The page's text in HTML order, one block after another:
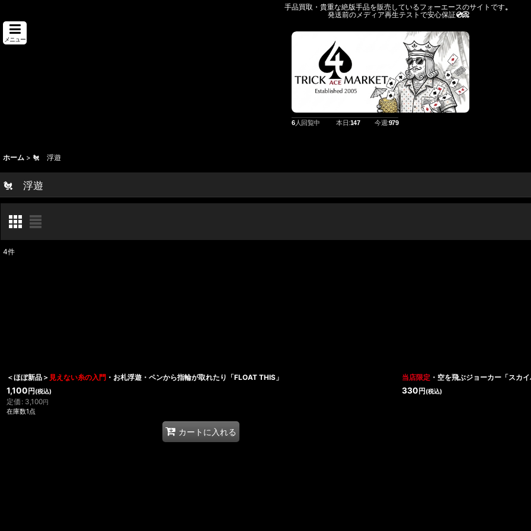
手品買取・貴重な絶版手品を販売しているフォーエースのサイトです。
発送前のメディア再生テストで安心保証💿️📀
メニュー
6人回覧中 本日:147 今週:979
ホーム > 🐔 浮遊
🐔 浮遊
4件
＜ほぼ新品＞ 見えない糸の入門 ・お札浮遊・ペンから指輪が取れたり「FLOAT THIS」
1,100 円 (税込)
定価 : 3,100円
在庫数1点
カートに入れる
当店限定 ・空を飛ぶジョーカー「スカイ
330 円 (税込)